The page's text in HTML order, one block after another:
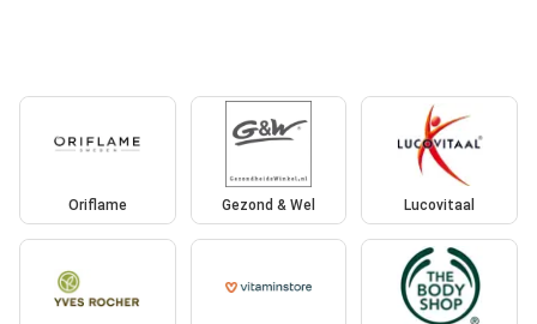
Oriflame Gezond & Wel Lucovitaal